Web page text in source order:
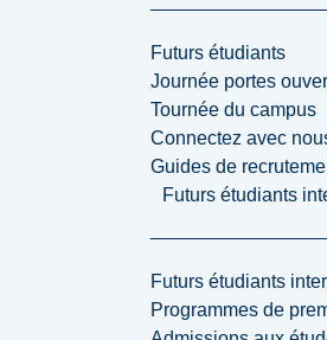
Futurs étudiants
Journée portes
Tournée du campus
Connectez avec
Guides de
Futurs étudiants
Futurs étudiants
Programmes de